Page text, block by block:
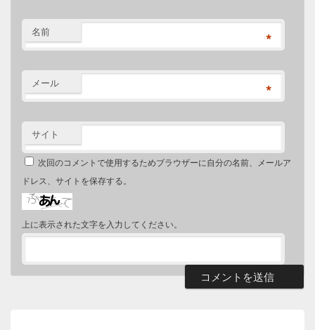
名前 *
メール *
サイト
次回のコメントで使用するためブラウザーに自分の名前、メールア
ドレス、サイトを保存する。
上に表示された文字を入力してください。